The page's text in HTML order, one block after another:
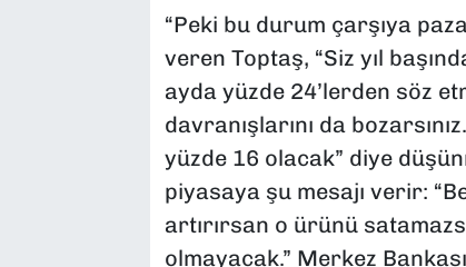
“Peki bu durum çarşıya
veren Toptaş, “Siz yıl
ayda yüzde 24’lerden söz
davranışlarını da
yüzde 16 olacak” diye
piyasaya şu mesajı verir:
artırırsan o ürünü
olmayacak.” Merkez